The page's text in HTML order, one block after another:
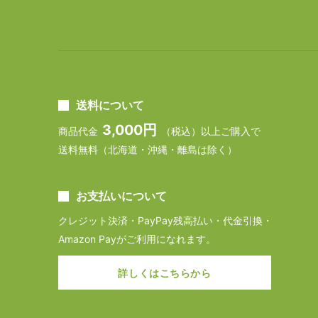
送料について
商品代金 3,000円
（税込）以上ご購入で
送料無料（北海道・沖縄・離島は除く）
お支払いについて
クレジット決済・PayPay残高払い・代金引換・
Amazon Payがご利用になれます。
詳しくはこちらから